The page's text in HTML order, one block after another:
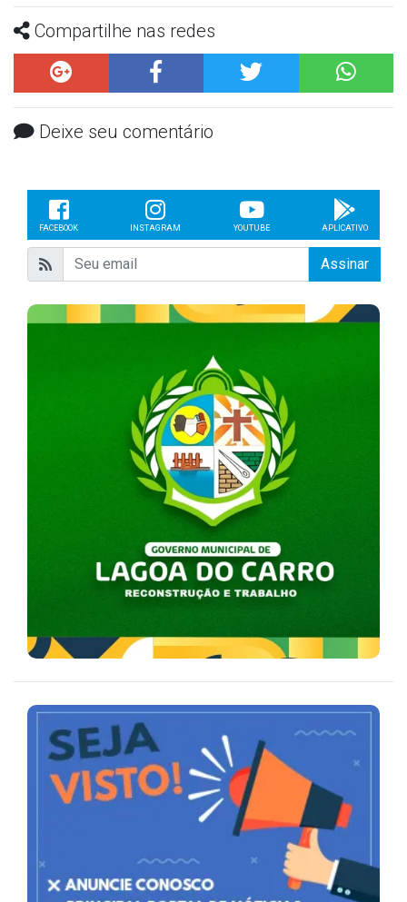
Compartilhe nas redes
Deixe seu comentário
FACEBOOK INSTAGRAM YOUTUBE APLICATIVO
Assinar